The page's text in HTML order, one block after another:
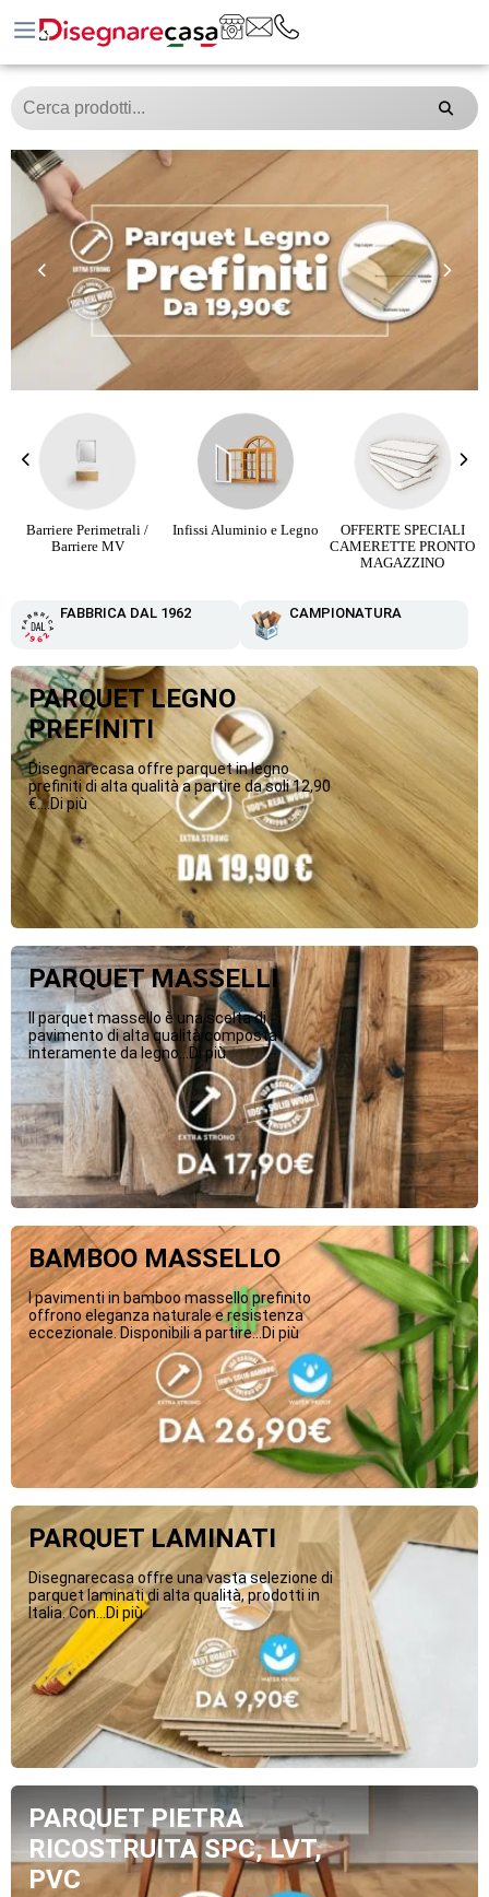
Barriere Perimetrali /
Barriere MV
Infissi Aluminio e Legno
OFFERTE SPECIALI
CAMERETTE PRONTO
MAGAZZINO
FABBRICA DAL 1962 CAMPIONATURA
PARQUET LEGNO
PREFINITI
Disegnarecasa offre parquet in legno
prefiniti di alta qualità a partire da soli 12,90
€....Di più
PARQUET MASSELLI
Il parquet massello è una scelta di
pavimento di alta qualità composta
interamente da legno...Di più
BAMBOO MASSELLO
I pavimenti in bamboo massello prefinito
offrono eleganza naturale e resistenza
eccezionale. Disponibili a partire...Di più
PARQUET LAMINATI
Disegnarecasa offre una vasta selezione di
parquet laminati di alta qualità, prodotti in
Italia. Con...Di più
PARQUET PIETRA
RICOSTRUITA SPC, LVT,
PVC